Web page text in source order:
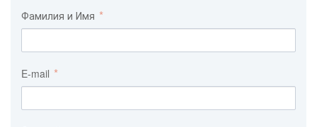
Фамилия и Имя
E-mail